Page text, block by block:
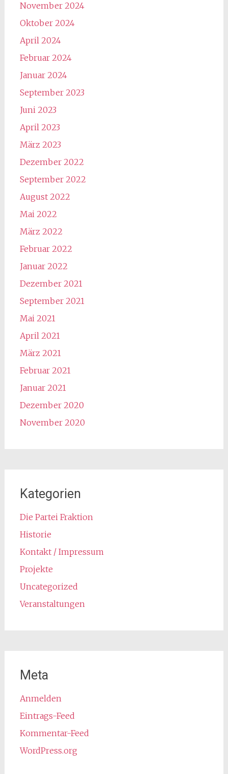
November 2024
Oktober 2024
April 2024
Februar 2024
Januar 2024
September 2023
Juni 2023
April 2023
März 2023
Dezember 2022
September 2022
August 2022
Mai 2022
März 2022
Februar 2022
Januar 2022
Dezember 2021
September 2021
Mai 2021
April 2021
März 2021
Februar 2021
Januar 2021
Dezember 2020
November 2020
Kategorien
Die Partei Fraktion
Historie
Kontakt / Impressum
Projekte
Uncategorized
Veranstaltungen
Meta
Anmelden
Eintrags-Feed
Kommentar-Feed
WordPress.org